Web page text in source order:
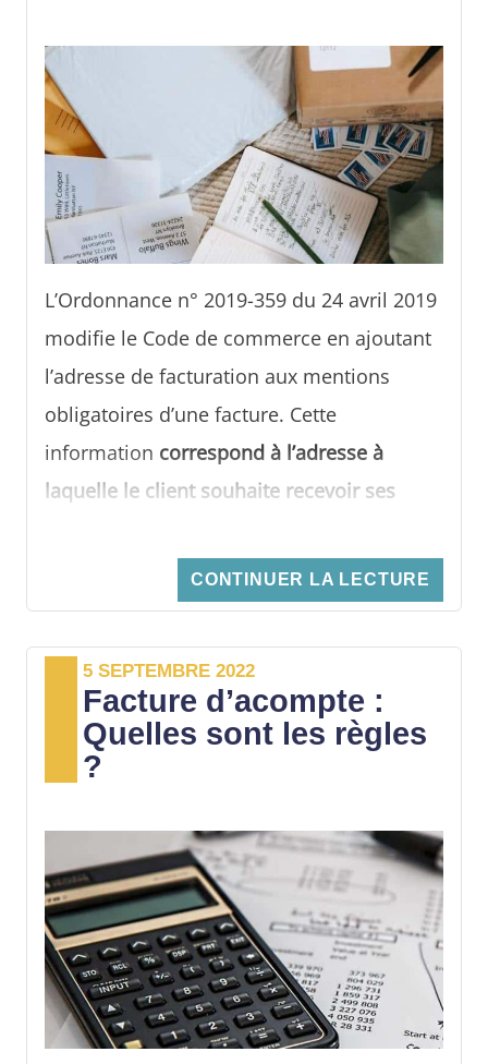
L’Ordonnance n° 2019-359 du 24 avril 2019
modifie le Code de commerce en ajoutant
l’adresse de facturation aux mentions
obligatoires d’une facture. Cette
information correspond à l’adresse à
laquelle le client souhaite recevoir ses
achat en ligne. Le présent article détaille
les éléments à connaître en matière
d’adresse de facturation.
CONTINUER LA LECTURE
5 SEPTEMBRE 2022
Facture d’acompte :
Quelles sont les règles
?